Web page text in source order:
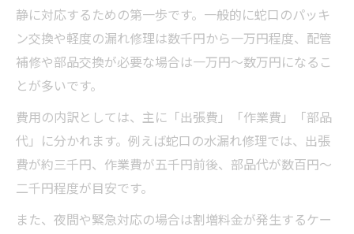
静に対応するための第一歩です。一般的に蛇口のパッキ
ン交換や軽度の漏れ修理は数千円から一万円程度、配管
補修や部品交換が必要な場合は一万円〜数万円になるこ
とが多いです。
費用の内訳としては、主に「出張費」「作業費」「部品
代」に分かれます。例えば蛇口の水漏れ修理では、出張
費が約三千円、作業費が五千円前後、部品代が数百円〜
二千円程度が目安です。
また、夜間や緊急対応の場合は割増料金が発生するケー